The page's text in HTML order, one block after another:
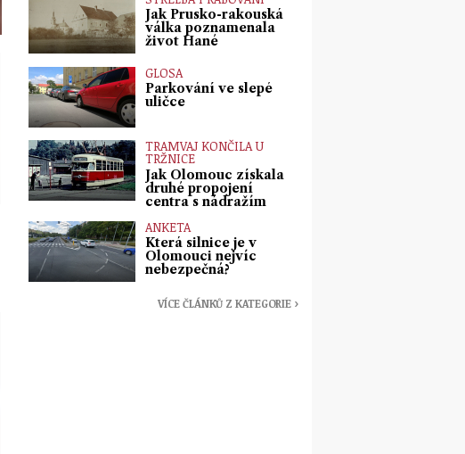
Jak Prusko-rakouská
válka poznamenala
život Hané
GLOSA
Parkování ve slepé
uličce
TRAMVAJ KONČILA U
TRŽNICE
Jak Olomouc získala
druhé propojení
centra s nádražím
ANKETA
Která silnice je v
Olomouci nejvíc
nebezpečná?
VÍCE ČLÁNKŮ Z KATEGORIE ›